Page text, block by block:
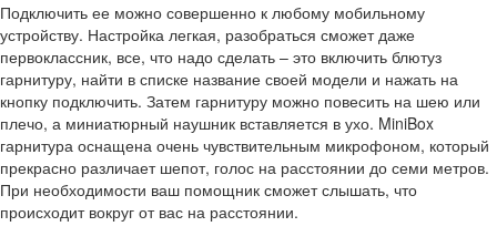
Подключить ее можно совершенно к любому мобильному
устройству. Настройка легкая, разобраться сможет даже
первоклассник, все, что надо сделать – это включить блютуз
гарнитуру, найти в списке название своей модели и нажать на
кнопку подключить. Затем гарнитуру можно повесить на шею или
плечо, а миниатюрный наушник вставляется в ухо. MiniBox
гарнитура оснащена очень чувствительным микрофоном, который
прекрасно различает шепот, голос на расстоянии до семи метров.
При необходимости ваш помощник сможет слышать, что
происходит вокруг от вас на расстоянии.